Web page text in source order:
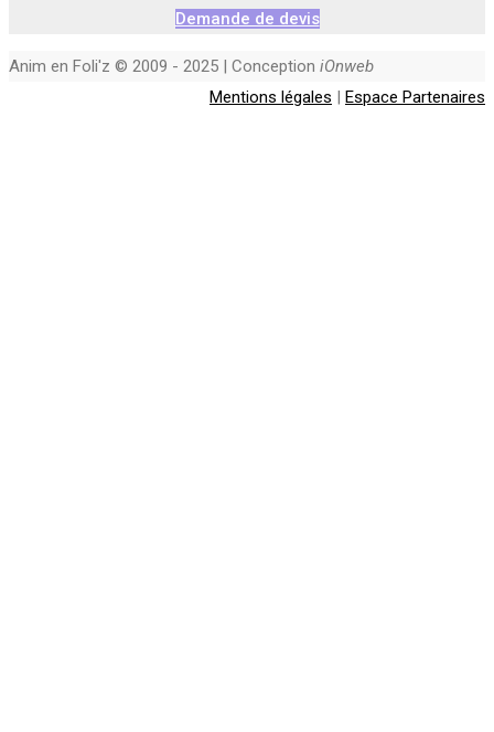
Demande de devis
Anim en Foli'z © 2009 - 2025 | Conception iOnweb
Mentions légales | Espace Partenaires